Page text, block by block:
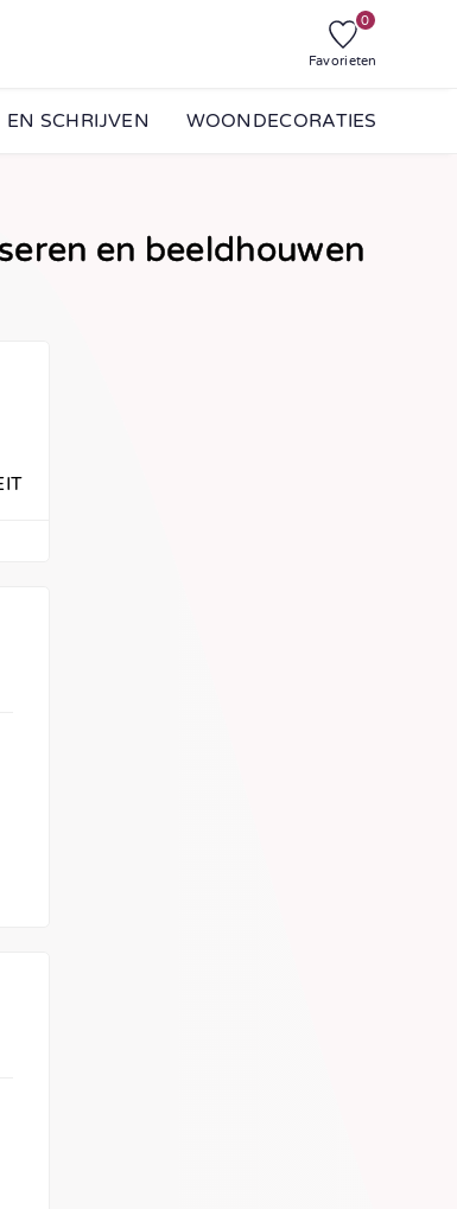
0
Favorieten
EN SCHRIJVEN WOONDECORATIES
en beeldhouwen